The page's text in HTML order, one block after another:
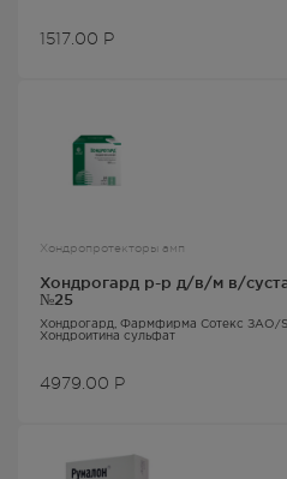
1517.00 Р
Хондропротекторы амп
Хондрогард р-р д/в/м в/
№25
Хондрогард, Фармфирма Сотекс ЗАО/
Хондроитина сульфат
4979.00 Р